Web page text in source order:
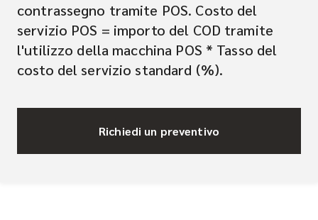
contrassegno tramite POS. Costo del
servizio POS = importo del COD tramite
l'utilizzo della macchina POS * Tasso del
costo del servizio standard (%).
Richiedi un preventivo